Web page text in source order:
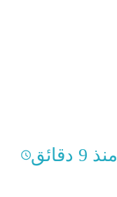
منذ 9 دقائق